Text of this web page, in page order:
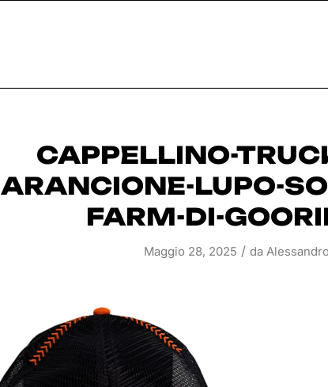
CAPPELLINO-
ARANCIONE-LUPO-
FARM-DI-
Maggio 28, 2025 / da